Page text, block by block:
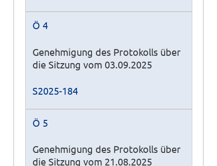
Ö 4
Genehmigung des Protokolls über
die Sitzung vom 03.09.2025
S2025-184
Ö 5
Genehmigung des Protokolls über
die Sitzung vom 21.08.2025